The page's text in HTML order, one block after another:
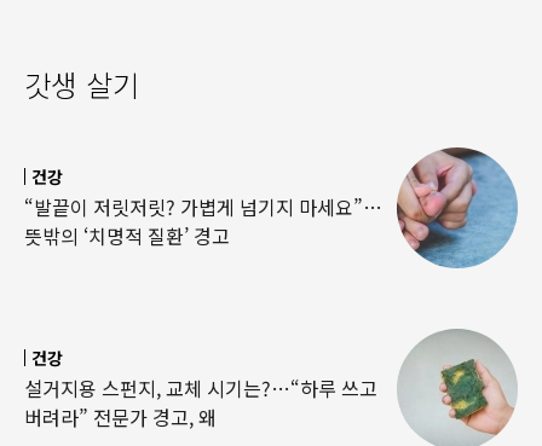
갓생 살기
건강
“발끝이 저릿저릿? 가볍게 넘기지 마세요”…
뜻밖의 ‘치명적 질환’ 경고
건강
설거지용 스펀지, 교체 시기는?…“하루 쓰고
버려라” 전문가 경고, 왜